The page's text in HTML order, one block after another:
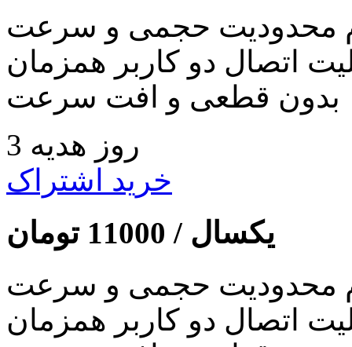
محدودیت حجمی و سرعت
اتصال دو کاربر همزمان
بدون قطعی و افت سرعت
3 روز هدیه
خرید اشتراک
یکسال / 11000 تومان
محدودیت حجمی و سرعت
اتصال دو کاربر همزمان